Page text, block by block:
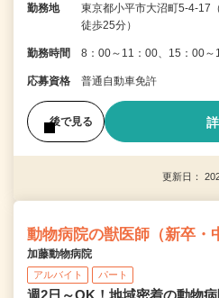
勤務地
東京都小平市大沼町5-4-17
徒歩25分）
勤務時間 8：00～11：00、15：00～
応募資格 普通自動車免許
後で見る
更新日：
動物病院の獣医師（新卒・
加藤動物病院
アルバイト パート